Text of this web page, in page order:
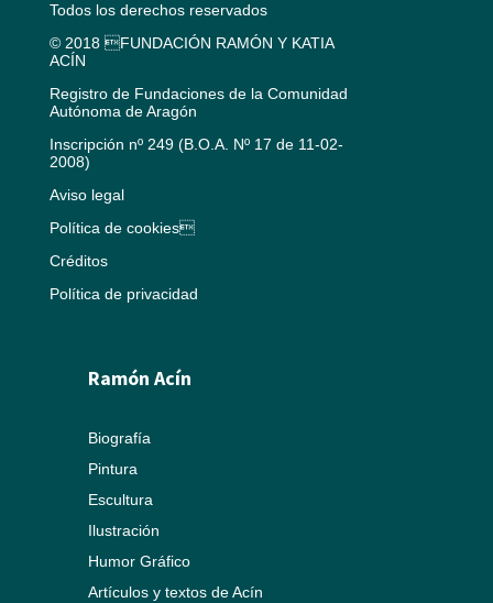
Todos los derechos reservados
© 2018 FUNDACIÓN RAMÓN Y KATIA
ACÍN
Registro de Fundaciones de la Comunidad
Autónoma de Aragón
Inscripción nº 249 (B.O.A. Nº 17 de 11-02-
2008)
Aviso legal
Política de cookies
Créditos
Política de privacidad
Ramón Acín
Biografía
Pintura
Escultura
Ilustración
Humor Gráfico
Artículos y textos de Acín